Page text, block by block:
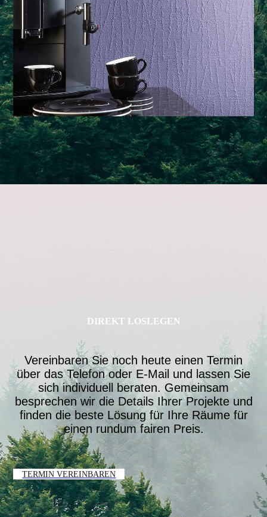
DIREKT LOSLEGEN
Vereinbaren Sie noch heute einen Termin
über das Telefon oder E-Mail und lassen Sie
sich individuell beraten. Gemeinsam
besprechen wir die Details Ihrer Projekte und
finden die beste Lösung für Ihre Räume für
einen rundum fairen Preis.
TERMIN VEREINBAREN